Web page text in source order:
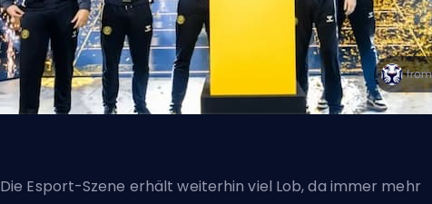
Die Esport-Szene erhält weiterhin viel Lob, da immer mehr